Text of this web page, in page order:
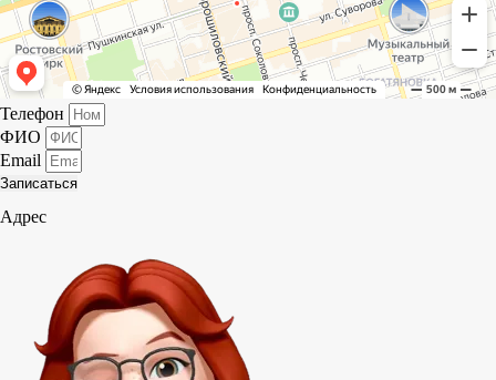
Телефон
ФИО
Email
Записаться
Адрес